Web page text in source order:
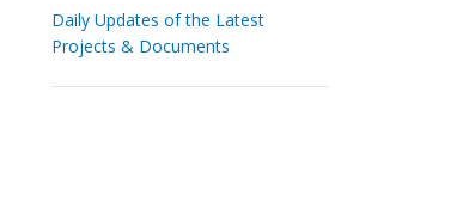
Daily Updates of the Latest
Projects & Documents